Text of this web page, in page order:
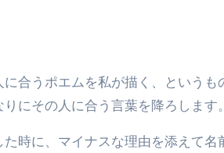
合うポエムを私が描く、というも
にその人に合う言葉を降ろします。
時に、マイナスな理由を添えて